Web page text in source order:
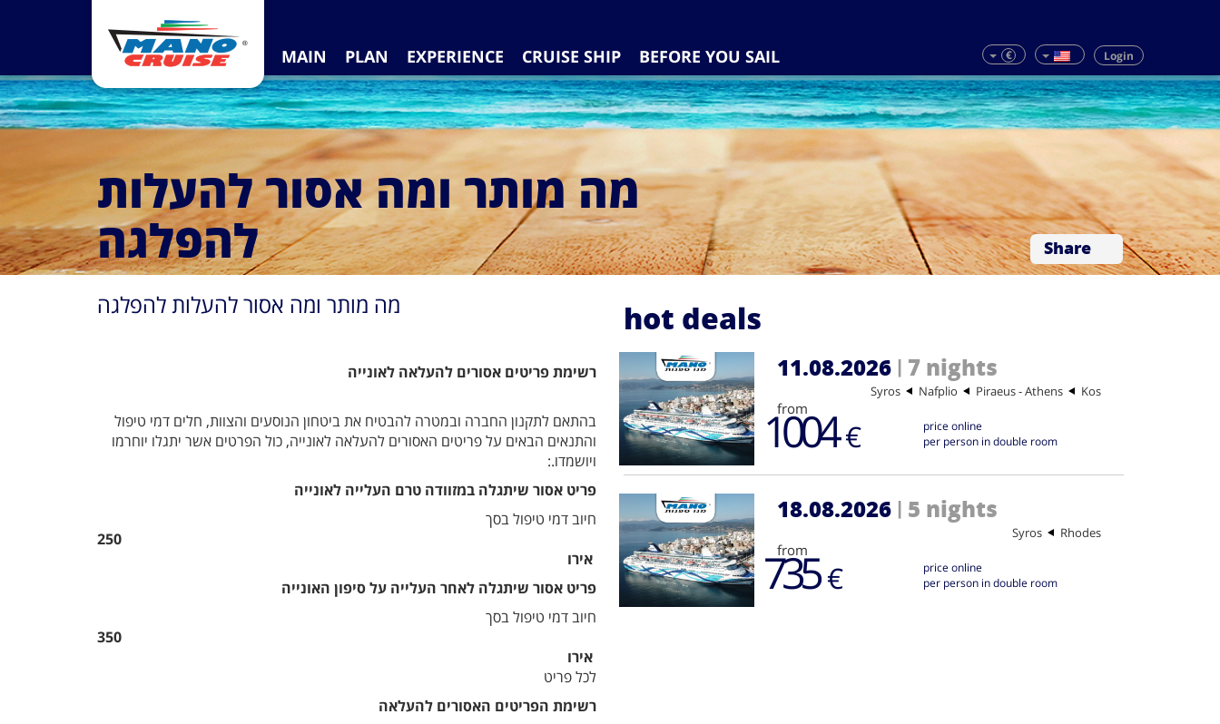
MAIN PLAN EXPERIENCE CRUISE SHIP BEFORE YOU SAIL € Login
מה מותר ומה אסור להעלות
להפלגה
Share
מה מותר ומה אסור להעלות להפלגה
רשימת פריטים אסורים להעלאה לאונייה
בהתאם לתקנון החברה ובמטרה להבטיח את ביטחון הנוסעים והצוות, חלים דמי טיפול
והתנאים הבאים על פריטים האסורים להעלאה לאונייה, כול הפרטים אשר יתגלו יוחרמו
ויושמדו.:
פריט אסור שיתגלה במזוודה טרם העלייה לאונייה
חיוב דמי טיפול בסך
250
אירו
פריט אסור שיתגלה לאחר העלייה על סיפון האונייה
חיוב דמי טיפול בסך
350
אירו
לכל פריט
רשימת הפריטים האסורים להעלאה
hot deals
11.08.2026 | 7 nights
Kos
Piraeus - Athens
Nafplio
Syros
from
1004€
price online
per person in double room
18.08.2026 | 5 nights
Rhodes
Syros
from
735€
price online
per person in double room